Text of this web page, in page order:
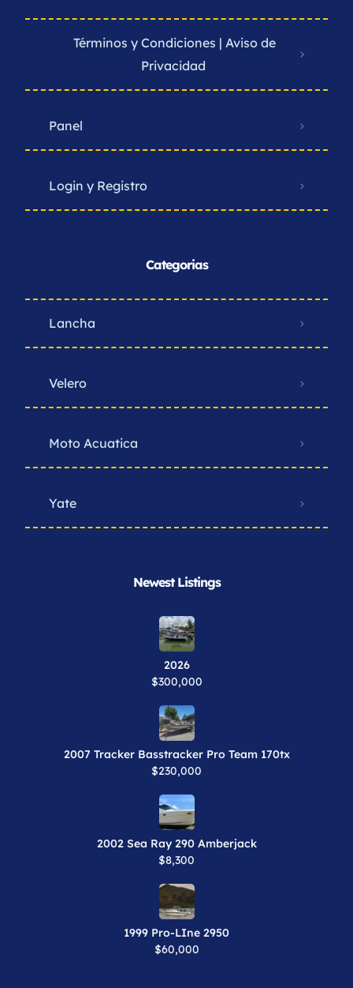
Términos y Condiciones | Aviso de
Privacidad ​
Panel
Login y Registro
Categorias
Lancha
Velero
Moto Acuatica
Yate
Newest Listings​
2026
$300,000
2007 Tracker Basstracker Pro Team 170tx
$230,000
2002 Sea Ray 290 Amberjack
$8,300
1999 Pro-LIne 2950
$60,000